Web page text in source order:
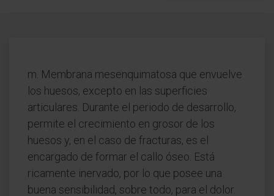
m. Membrana mesenquimatosa que envuelve
los huesos, excepto en las superficies
articulares. Durante el periodo de desarrollo,
permite el crecimiento en grosor de los
huesos y, en el caso de fracturas, es el
encargado de formar el callo óseo. Está
ricamente inervado, por lo que posee una
buena sensibilidad, sobre todo, para el dolor.